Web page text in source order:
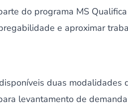
do programa MS
e aproximar
duas modalidades
levantamento de